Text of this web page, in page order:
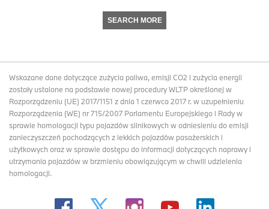
SEARCH MORE
Wskazane dane dotyczące zużycia paliwa, emisji CO2 i zużycia energii
zostały ustalone na podstawie nowej procedury WLTP określonej w
Rozporządzeniu (UE) 2017/1151 z dnia 1 czerwca 2017 r. w uzupełnieniu
Rozporządzenia (WE) nr 715/2007 Parlamentu Europejskiego i Rady w
sprawie homologacji typu pojazdów silnikowych w odniesieniu do emisji
zanieczyszczeń pochodzących z lekkich pojazdów pasażerskich i
użytkowych oraz w sprawie dostępu do informacji dotyczących naprawy i
utrzymania pojazdów w brzmieniu obowiązującym w chwili udzielenia
homologacji.